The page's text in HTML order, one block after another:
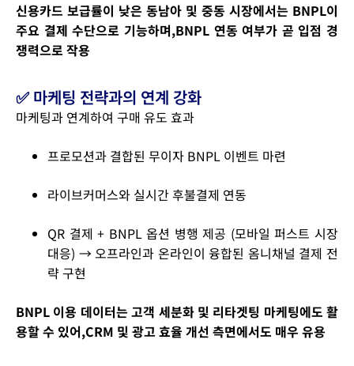
신용카드 보급률이 낮은 동남아 및 중동 시장에서는 BNPL이
주요 결제 수단으로 기능하며,BNPL 연동 여부가 곧 입점 경
쟁력으로 작용
✅ 마케팅 전략과의 연계 강화
마케팅과 연계하여 구매 유도 효과
프로모션과 결합된 무이자 BNPL 이벤트 마련
라이브커머스와 실시간 후불결제 연동
QR 결제 + BNPL 옵션 병행 제공 (모바일 퍼스트 시장
대응) → 오프라인과 온라인이 융합된 옴니채널 결제 전
략 구현
BNPL 이용 데이터는 고객 세분화 및 리타겟팅 마케팅에도 활
용할 수 있어,CRM 및 광고 효율 개선 측면에서도 매우 유용